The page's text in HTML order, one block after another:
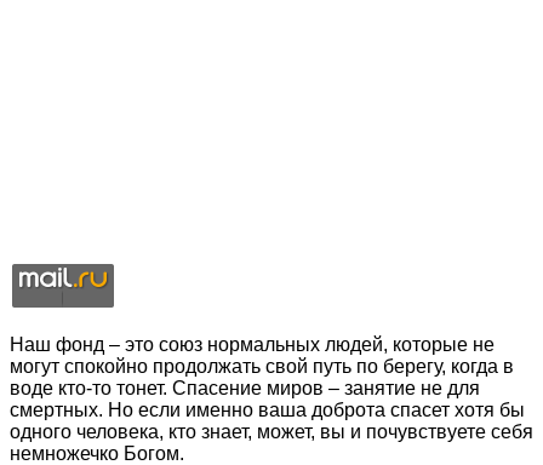
Наш фонд – это союз нормальных людей, которые не
могут спокойно продолжать свой путь по берегу, когда в
воде кто-то тонет. Спасение миров – занятие не для
смертных. Но если именно ваша доброта спасет хотя бы
одного человека, кто знает, может, вы и почувствуете себя
немножечко Богом.